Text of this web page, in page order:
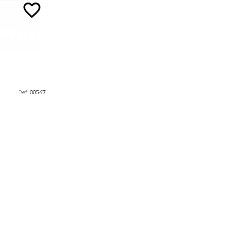
Ref: 00547
favorite_border